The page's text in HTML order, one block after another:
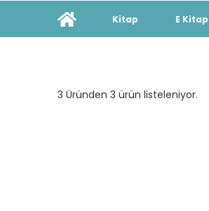
Kitap E
3 Üründen 3 ürün listeleniyor.